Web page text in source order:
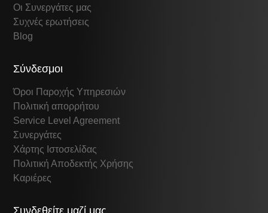
Οι Συνεργάτες μας
Συχνές ερωτήσεις
Blog
Σύνδεσμοι
Όροι Παροχής Υπηρεσιών
Πολιτική απορρήτου
Service Level Agreement
Συνεργάτες
Χάρτης Ιστοσελίδας
Πολιτική Αποδεκτής Χρήσης
Καριέρες
Συνδεθείτε μαζί μας